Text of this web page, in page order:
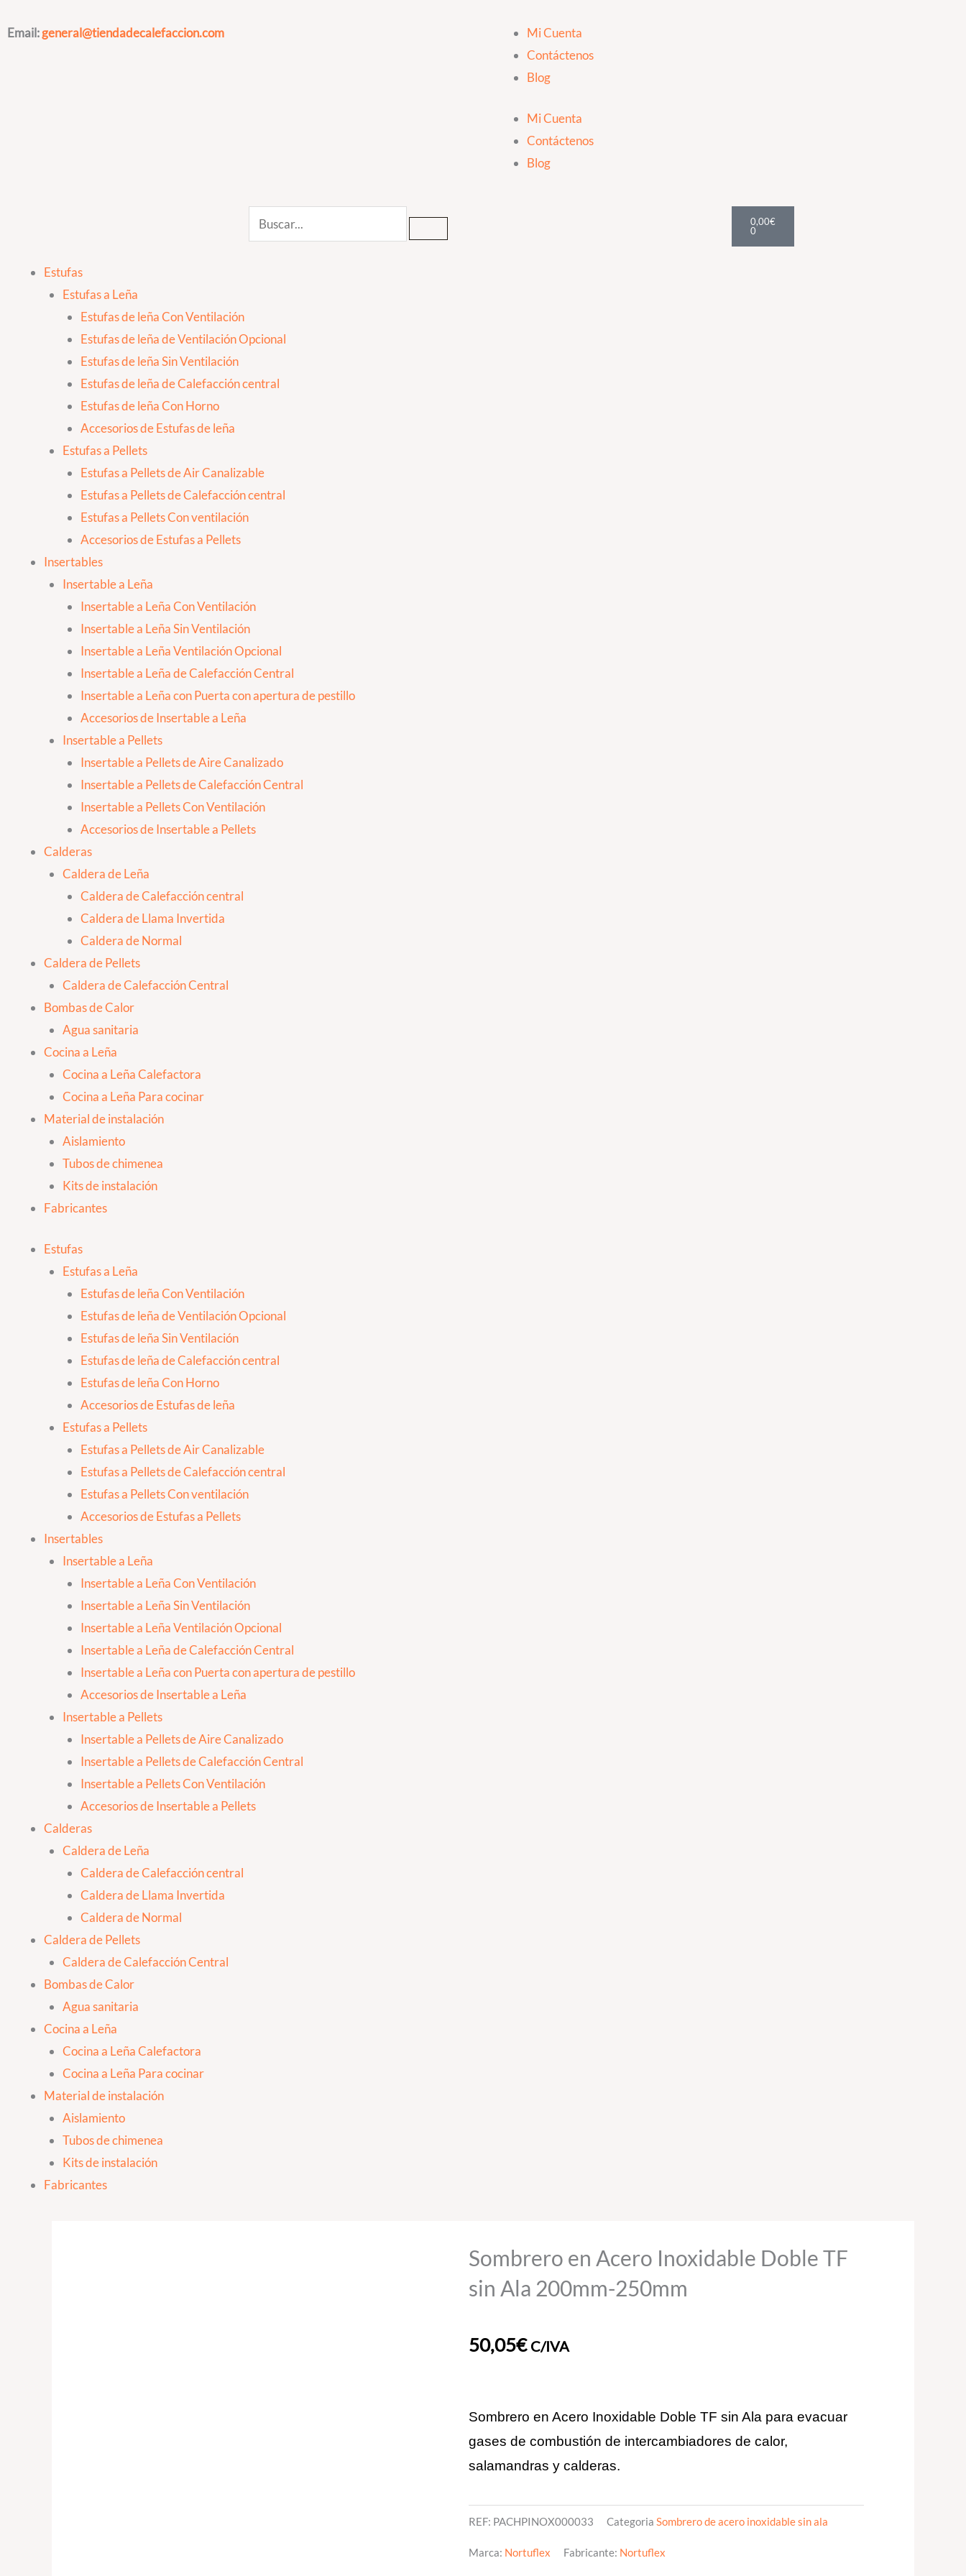
Email:general@tiendadecalefaccion.com
Mi Cuenta
Contáctenos
Blog
Mi Cuenta
Contáctenos
Blog
Search 0,00€
0
Cart
Estufas
Estufas a Leña
Estufas de leña Con Ventilación
Estufas de leña de Ventilación Opcional
Estufas de leña Sin Ventilación
Estufas de leña de Calefacción central
Estufas de leña Con Horno
Accesorios de Estufas de leña
Estufas a Pellets
Estufas a Pellets de Air Canalizable
Estufas a Pellets de Calefacción central
Estufas a Pellets Con ventilación
Accesorios de Estufas a Pellets
Insertables
Insertable a Leña
Insertable a Leña Con Ventilación
Insertable a Leña Sin Ventilación
Insertable a Leña Ventilación Opcional
Insertable a Leña de Calefacción Central
Insertable a Leña con Puerta con apertura de pestillo
Accesorios de Insertable a Leña
Insertable a Pellets
Insertable a Pellets de Aire Canalizado
Insertable a Pellets de Calefacción Central
Insertable a Pellets Con Ventilación
Accesorios de Insertable a Pellets
Calderas
Caldera de Leña
Caldera de Calefacción central
Caldera de Llama Invertida
Caldera de Normal
Caldera de Pellets
Caldera de Calefacción Central
Bombas de Calor
Agua sanitaria
Cocina a Leña
Cocina a Leña Calefactora
Cocina a Leña Para cocinar
Material de instalación
Aislamiento
Tubos de chimenea
Kits de instalación
Fabricantes
Estufas
Estufas a Leña
Estufas de leña Con Ventilación
Estufas de leña de Ventilación Opcional
Estufas de leña Sin Ventilación
Estufas de leña de Calefacción central
Estufas de leña Con Horno
Accesorios de Estufas de leña
Estufas a Pellets
Estufas a Pellets de Air Canalizable
Estufas a Pellets de Calefacción central
Estufas a Pellets Con ventilación
Accesorios de Estufas a Pellets
Insertables
Insertable a Leña
Insertable a Leña Con Ventilación
Insertable a Leña Sin Ventilación
Insertable a Leña Ventilación Opcional
Insertable a Leña de Calefacción Central
Insertable a Leña con Puerta con apertura de pestillo
Accesorios de Insertable a Leña
Insertable a Pellets
Insertable a Pellets de Aire Canalizado
Insertable a Pellets de Calefacción Central
Insertable a Pellets Con Ventilación
Accesorios de Insertable a Pellets
Calderas
Caldera de Leña
Caldera de Calefacción central
Caldera de Llama Invertida
Caldera de Normal
Caldera de Pellets
Caldera de Calefacción Central
Bombas de Calor
Agua sanitaria
Cocina a Leña
Cocina a Leña Calefactora
Cocina a Leña Para cocinar
Material de instalación
Aislamiento
Tubos de chimenea
Kits de instalación
Fabricantes
Sombrero en Acero Inoxidable Doble TF
sin Ala 200mm-250mm
50,05€ C/IVA
Sombrero en Acero Inoxidable Doble TF sin Ala para evacuar
gases de combustión de intercambiadores de calor,
salamandras y calderas.
REF: PACHPINOX000033 Categoria Sombrero de acero inoxidable sin ala
Marca: Nortuflex Fabricante: Nortuflex